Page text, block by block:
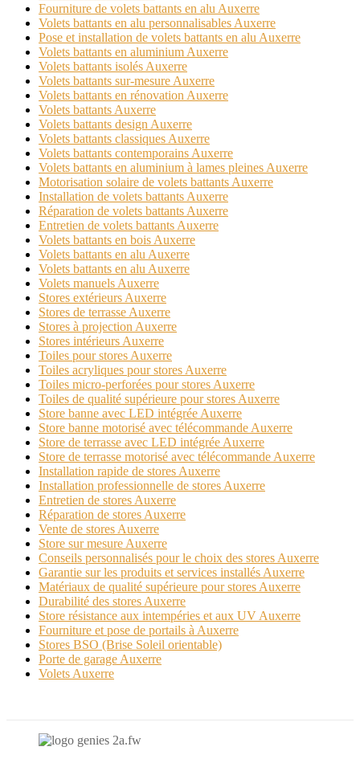
Fourniture de volets battants en alu Auxerre
Volets battants en alu personnalisables Auxerre
Pose et installation de volets battants en alu Auxerre
Volets battants en aluminium Auxerre
Volets battants isolés Auxerre
Volets battants sur-mesure Auxerre
Volets battants en rénovation Auxerre
Volets battants Auxerre
Volets battants design Auxerre
Volets battants classiques Auxerre
Volets battants contemporains Auxerre
Volets battants en aluminium à lames pleines Auxerre
Motorisation solaire de volets battants Auxerre
Installation de volets battants Auxerre
Réparation de volets battants Auxerre
Entretien de volets battants Auxerre
Volets battants en bois Auxerre
Volets battants en alu Auxerre
Volets battants en alu Auxerre
Volets manuels Auxerre
Stores extérieurs Auxerre
Stores de terrasse Auxerre
Stores à projection Auxerre
Stores intérieurs Auxerre
Toiles pour stores Auxerre
Toiles acryliques pour stores Auxerre
Toiles micro-perforées pour stores Auxerre
Toiles de qualité supérieure pour stores Auxerre
Store banne avec LED intégrée Auxerre
Store banne motorisé avec télécommande Auxerre
Store de terrasse avec LED intégrée Auxerre
Store de terrasse motorisé avec télécommande Auxerre
Installation rapide de stores Auxerre
Installation professionnelle de stores Auxerre
Entretien de stores Auxerre
Réparation de stores Auxerre
Vente de stores Auxerre
Store sur mesure Auxerre
Conseils personnalisés pour le choix des stores Auxerre
Garantie sur les produits et services installés Auxerre
Matériaux de qualité supérieure pour stores Auxerre
Durabilité des stores Auxerre
Store résistance aux intempéries et aux UV Auxerre
Fourniture et pose de portails à Auxerre
Stores BSO (Brise Soleil orientable)
Porte de garage Auxerre
Volets Auxerre